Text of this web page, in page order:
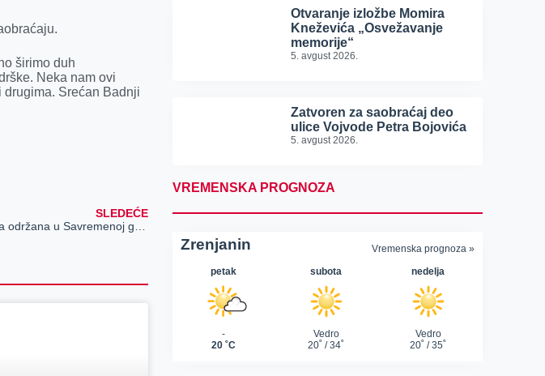
širimo duh
Neka nam ovi
Srećan Badnji
SLEDEĆE
Otvaranje izložbe Momira
Kneževića „Osvežavanje
memorije“
5. avgust 2026.
Zatvoren za saobraćaj deo
ulice Vojvode Petra Bojovića
5. avgust 2026.
VREMENSKA PROGNOZA